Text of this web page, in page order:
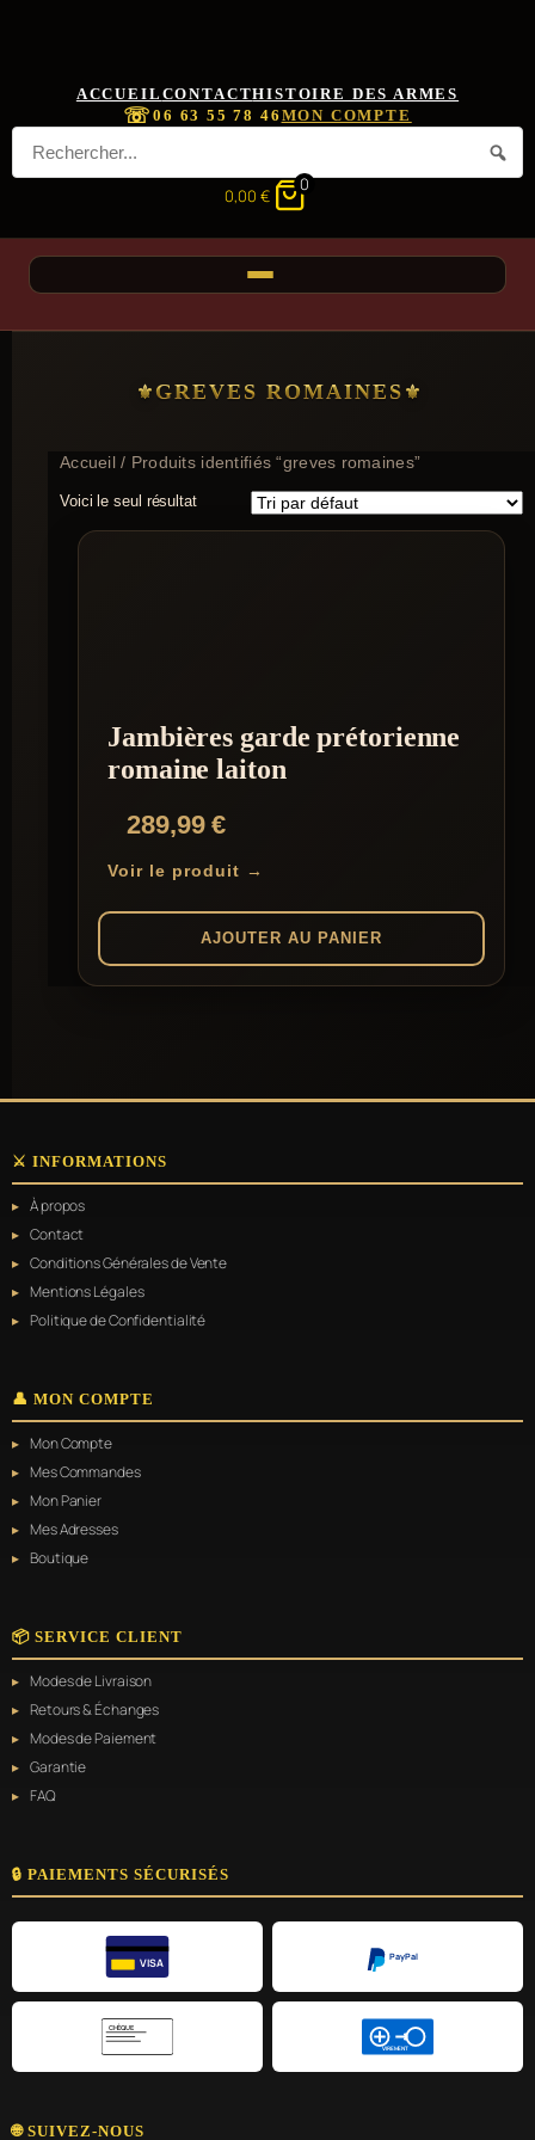
ACCUEIL CONTACTHISTOIRE DES ARMES
☏06 63 55 78 46 MON COMPTE
0,00 €
0
GREVES ROMAINES
Accueil/ Produits identifiés “greves romaines”
Voici le seul résultat
Jambières garde prétorienne
romaine laiton
289,99€
Voir le produit →
AJOUTER AU PANIER
⚔️ INFORMATIONS
À propos
Contact
Conditions Générales de Vente
Mentions Légales
Politique de Confidentialité
👤 MON COMPTE
Mon Compte
Mes Commandes
Mon Panier
Mes Adresses
Boutique
📦 SERVICE CLIENT
Modes de Livraison
Retours & Échanges
Modes de Paiement
Garantie
FAQ
🔒 PAIEMENTS SÉCURISÉS
VISA
PayPal
CHÈQUE
VIREMENT
🌐 SUIVEZ-NOUS